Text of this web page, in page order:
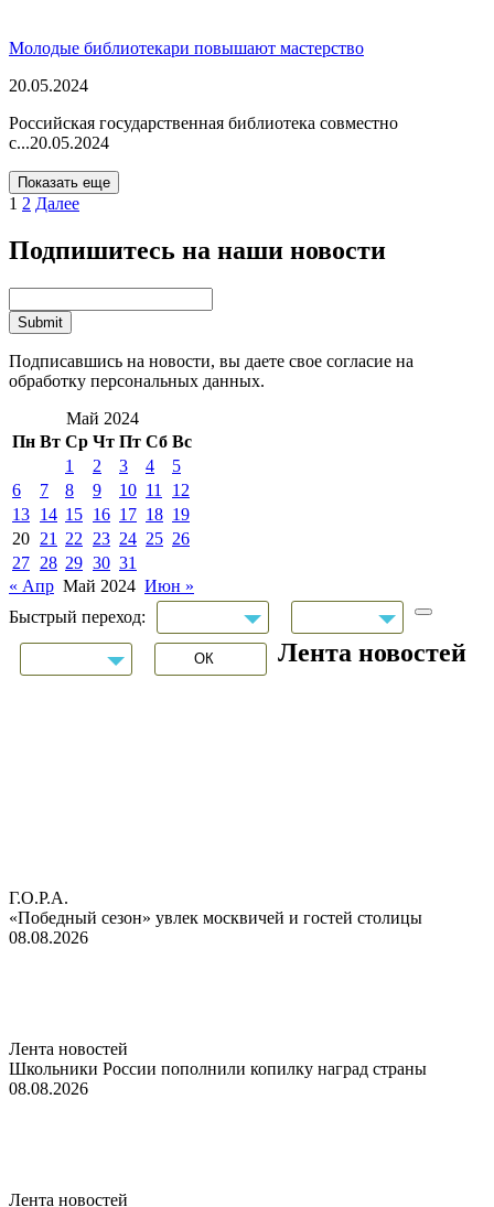
Молодые библиотекари повышают мастерство
20.05.2024
Российская государственная библиотека совместно
с...20.05.2024
Показать еще
1 2 Далее
Подпишитесь на наши новости
Подписавшись на новости, вы даете свое согласие на
обработку персональных данных.
Май 2024
Пн Вт Ср Чт Пт Сб Вс
1
2 3 4
5
6
7 8 9 10 11
12
13 14 15 16 17 18 19
20 21 22 23 24 25 26
27 28 29 30 31
« Апр Май 2024 Июн »
Быстрый переход:
Лента новостей
Г.О.Р.А.
«Победный сезон» увлек москвичей и гостей столицы
08.08.2026
Лента новостей
Школьники России пополнили копилку наград страны
08.08.2026
Лента новостей